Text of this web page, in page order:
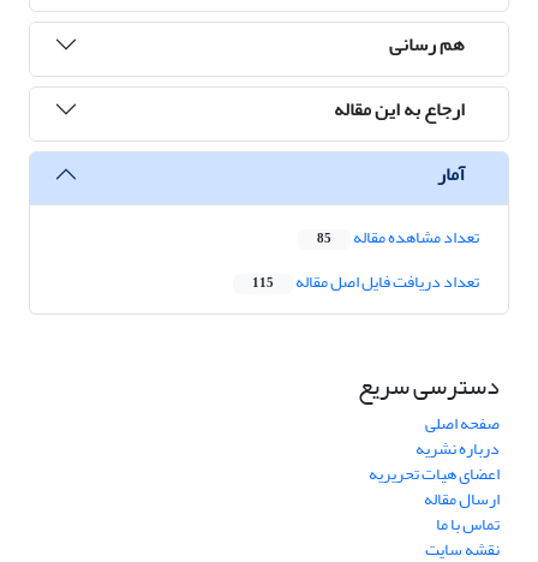
هم رسانی
ارجاع به این مقاله
آمار
تعداد مشاهده مقاله 85
تعداد دریافت فایل اصل مقاله 115
دسترسی سریع
صفحه اصلی
درباره نشریه
اعضای هیات تحریریه
ارسال مقاله
تماس با ما
نقشه سایت